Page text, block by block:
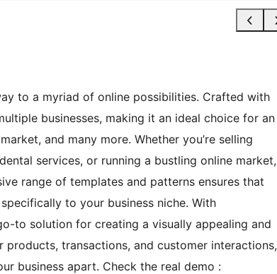
to a myriad of online possibilities. Crafted with
businesses, making it an ideal choice for an
and many more. Whether you’re selling
services, or running a bustling online market,
range of templates and patterns ensures that
to your business niche. With
to solution for creating a visually appealing and
transactions, and customer interactions,
business apart. Check the real demo :